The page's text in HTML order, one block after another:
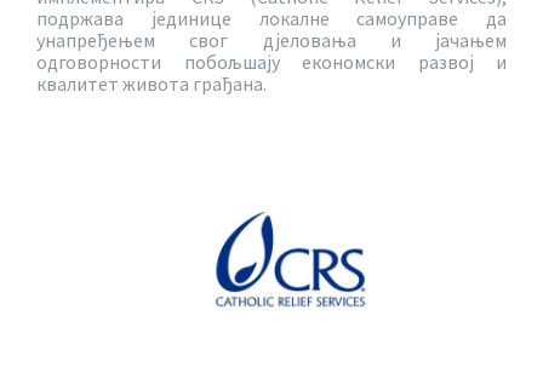
подржава јединице локалне самоуправе да
унапређењем свог дјеловања и јачањем
одговорности побољшају економски развој и
квалитет живота грађана.